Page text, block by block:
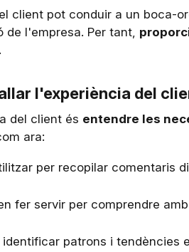
client pot conduir a un boca-
de l'empresa. Per tant,
.
l'experiència del
del client és entendre les
ara:
per recopilar comentaris
fer servir per comprendre
identificar patrons i tendències